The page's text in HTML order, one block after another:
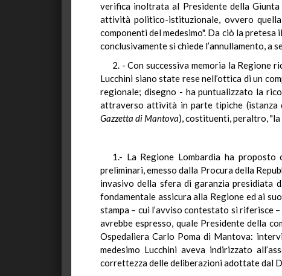
verifica inoltrata al Presidente della Giunta
attività politico-istituzionale, ovvero
componenti del medesimo". Da ciò la
conclusivamente si chiede l’annullamento,
2. - Con successiva memoria la Regione
Lucchini siano state rese nell’ottica di un
regionale; disegno - ha puntualizzato la
attraverso attività in parte tipiche (istanza
Gazzetta di Mantova), costituenti, peraltro,
1.- La Regione Lombardia ha
preliminari, emesso dalla Procura della
invasivo della sfera di garanzia presidiata
fondamentale assicura alla Regione ed ai
stampa – cui l’avviso contestato si riferisce
avrebbe espresso, quale Presidente della
Ospedaliera Carlo Poma di Mantova:
medesimo Lucchini aveva indirizzato
correttezza delle deliberazioni adottate dal